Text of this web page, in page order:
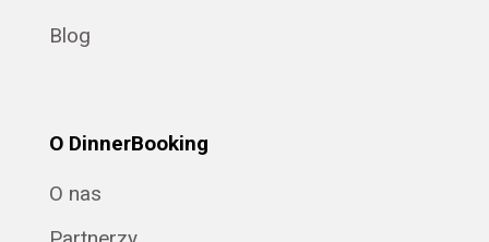
Blog
O DinnerBooking
O nas